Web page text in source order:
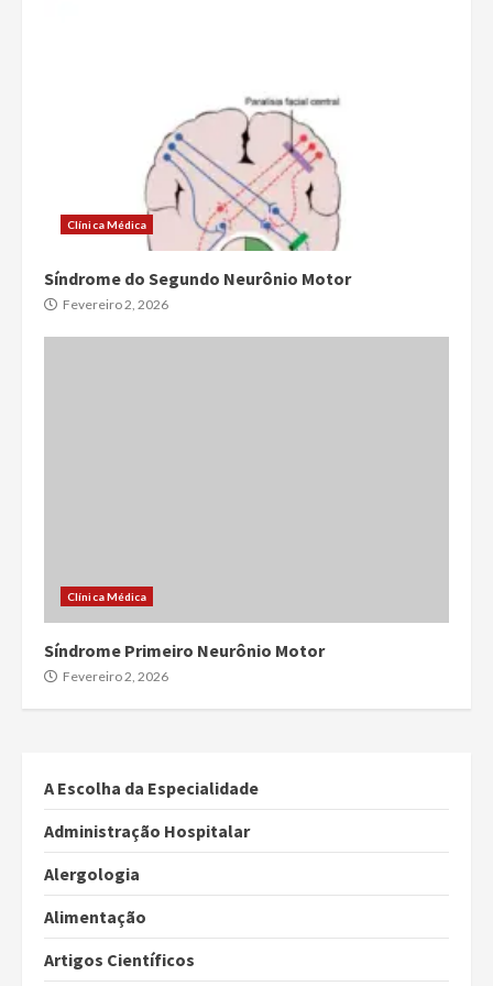
Clínica Médica
Síndrome do Segundo Neurônio Motor
Fevereiro 2, 2026
Clínica Médica
Síndrome Primeiro Neurônio Motor
Fevereiro 2, 2026
A Escolha da Especialidade
Administração Hospitalar
Alergologia
Alimentação
Artigos Científicos